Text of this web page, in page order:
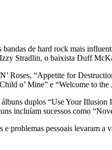
bandas de hard rock mais
Stradlin, o baixista Duff
Roses, “Appetite for
o’ Mine” e “Welcome to
duplos “Use Your Illusion
incluíam sucessos como
problemas pessoais levaram a